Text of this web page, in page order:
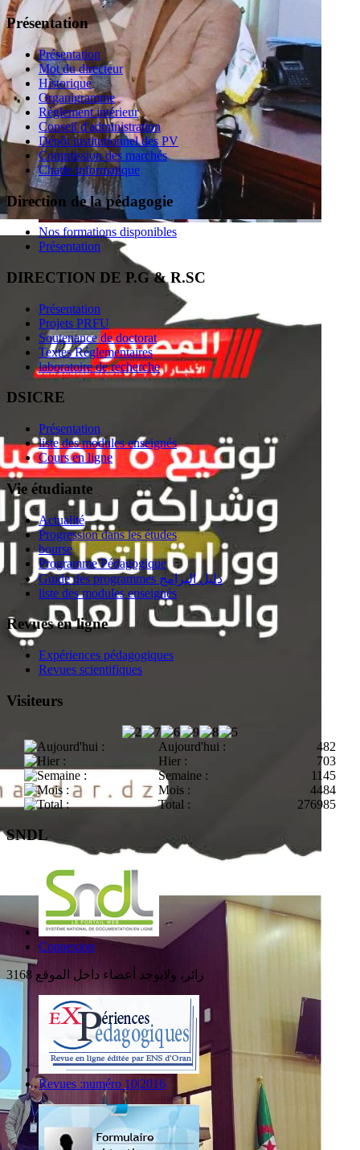
Présentation
Présentation
Mot du directeur
Historique
Organigramme
Règlement intérieur
Conseil d'administration
Dépôt institutionnel des PV
Commission des marchés
Charte informatique
Direction de la pédagogie
Nos formations disponibles
Présentation
DIRECTION DE P.G & R.SC
Présentation
Projets PRFU
Soutenance de doctorat
Textes Réglementaires
laboratoire de recherche
DSICRE
Présentation
liste des modules enseignés
Cours en ligne
Vie étudiante
Actualité
Progression dans les études
bourse
Programme Pédagogique
Guide des programmes دليل البرامج
liste des modules enseignés
Revues en ligne
Expériences pédagogiques
Revues scientifiques
Visiteurs
Aujourd'hui :
482
Hier :
703
Semaine :
1145
Mois :
4484
Total :
276985
SNDL
Connexion
3168 زائر، ولايوجد أعضاء داخل الموقع
Revues :numéro 10|2016